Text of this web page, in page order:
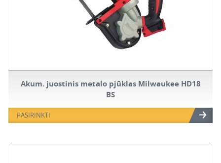
Akum. juostinis metalo pjūklas Milwaukee HD18
BS
PASIRINKTI